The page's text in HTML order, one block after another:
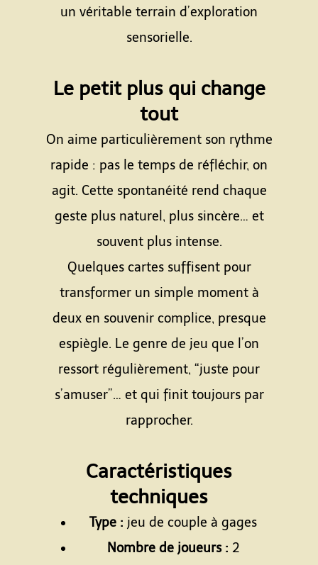
un véritable terrain d’exploration
sensorielle.
Le petit plus qui change
tout
On aime particulièrement son rythme
rapide : pas le temps de réfléchir, on
agit. Cette spontanéité rend chaque
geste plus naturel, plus sincère… et
souvent plus intense.
Quelques cartes suffisent pour
transformer un simple moment à
deux en souvenir complice, presque
espiègle. Le genre de jeu que l’on
ressort régulièrement, “juste pour
s’amuser”… et qui finit toujours par
rapprocher.
Caractéristiques
techniques
Type : jeu de couple à gages
Nombre de joueurs : 2